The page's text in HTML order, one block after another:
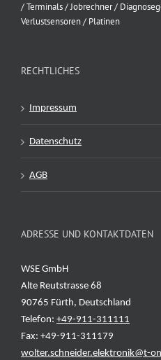
/ Terminals / Jobrechner /
Verlustsensoren / Platinen
RECHTLICHES
Impressum
Datenschutz
AGB
ADRESSE UND KONTAKTDATEN
WSE GmbH
Alte Reutstrasse 68
90765 Fürth, Deutschland
Telefon: +49-911-311111
Fax: +49-911-311179
wolter.schneider.elektronik@t-